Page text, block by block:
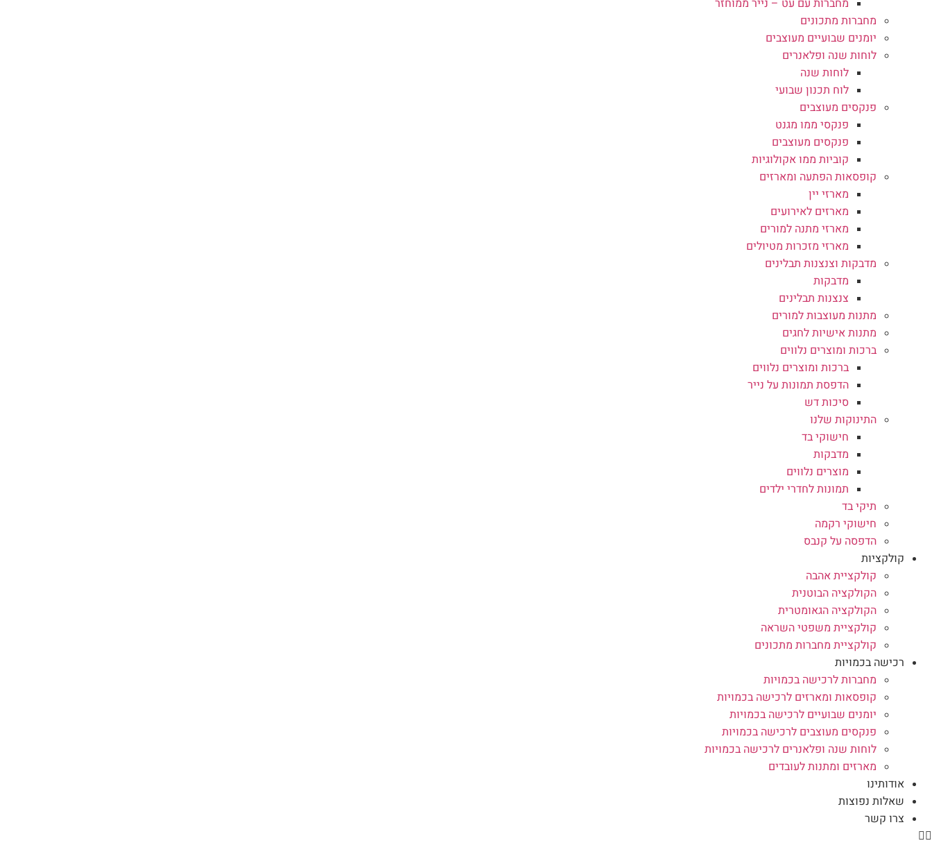
מחברות מתכונים
יומנים שבועיים מעוצבים
לוחות שנה ופלאנרים
לוחות שנה
לוח תכנון שבועי
פנקסים מעוצבים
פנקסי ממו מגנט
פנקסים מעוצבים
קוביות ממו אקולוגיות
קופסאות הפתעה ומארזים
מארזי יין
מארזים לאירועים
מארזי מתנה למורים
מארזי מזכרות מטיולים
מדבקות וצנצנות תבלינים
מדבקות
צנצנות תבלינים
מתנות מעוצבות למורים
מתנות אישיות לחגים
ברכות ומוצרים נלווים
ברכות ומוצרים נלווים
הדפסת תמונות על נייר
סיכות דש
התינוקות שלנו
חישוקי בד
מדבקות
מוצרים נלווים
תמונות לחדרי ילדים
תיקי בד
חישוקי רקמה
הדפסה על קנבס
קולקציות
קולקציית אהבה
הקולקציה הבוטנית
הקולקציה הגאומטרית
קולקציית משפטי השראה
קולקציית מחברות מתכונים
רכישה בכמויות
מחברות לרכישה בכמויות
קופסאות ומארזים לרכישה בכמויות
יומנים שבועיים לרכישה בכמויות
פנקסים מעוצבים לרכישה בכמויות
לוחות שנה ופלאנרים לרכישה בכמויות
מארזים ומתנות לעובדים
אודותינו
שאלות נפוצות
צרו קשר